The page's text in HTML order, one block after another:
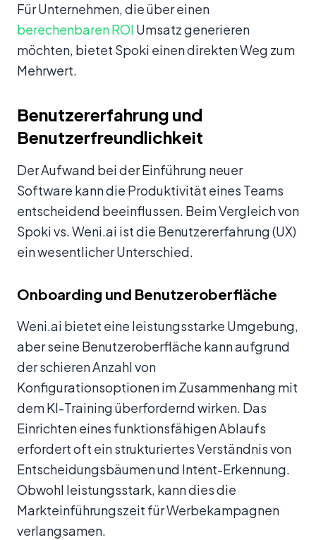
Für Unternehmen, die über einen
berechenbaren ROI Umsatz generieren
möchten, bietet Spoki einen direkten Weg zum
Mehrwert.
Benutzererfahrung und
Benutzerfreundlichkeit
Der Aufwand bei der Einführung neuer
Software kann die Produktivität eines Teams
entscheidend beeinflussen. Beim Vergleich von
Spoki vs. Weni.ai ist die Benutzererfahrung (UX)
ein wesentlicher Unterschied.
Onboarding und Benutzeroberfläche
Weni.ai bietet eine leistungsstarke Umgebung,
aber seine Benutzeroberfläche kann aufgrund
der schieren Anzahl von
Konfigurationsoptionen im Zusammenhang mit
dem KI-Training überfordernd wirken. Das
Einrichten eines funktionsfähigen Ablaufs
erfordert oft ein strukturiertes Verständnis von
Entscheidungsbäumen und Intent-Erkennung.
Obwohl leistungsstark, kann dies die
Markteinführungszeit für Werbekampagnen
verlangsamen.